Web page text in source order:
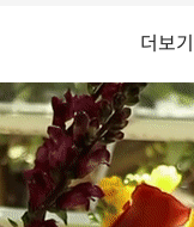
더보기